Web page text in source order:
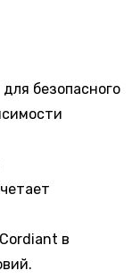
безопасного
в